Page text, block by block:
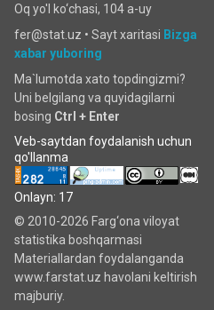
Oq yo'l ko‘chаsi, 104 a-uy
fer@stat.uz • Sayt xaritasi Bizga
xabar yuboring
Ma`lumotda xato topdingizmi?
Uni belgilang va quyidagilarni
bosing Ctrl + Enter
Veb-saytdan foydalanish uchun
qo'llanma
Onlayn: 17
© 2010-2026 Farg‘ona viloyat
statistika boshqarmasi
Materiallardan foydalanganda
www.farstat.uz havolani keltirish
majburiy.